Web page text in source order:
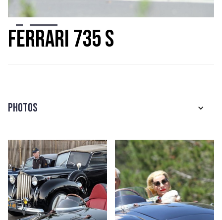
Ferrari 735 S
Photos